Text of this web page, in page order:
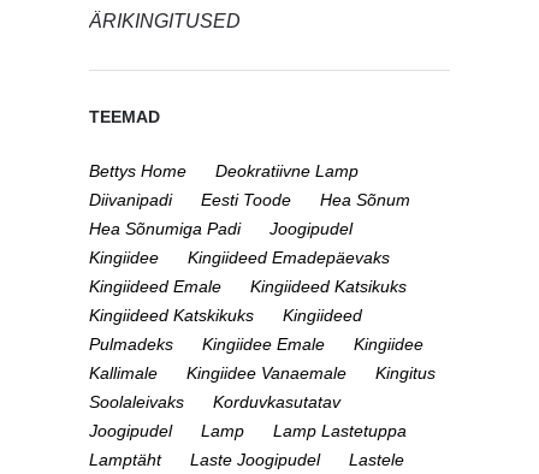
ÄRIKINGITUSED
TEEMAD
Bettys Home
Deokratiivne Lamp
Diivanipadi
Eesti Toode
Hea Sõnum
Hea Sõnumiga Padi
Joogipudel
Kingiidee
Kingiideed Emadepäevaks
Kingiideed Emale
Kingiideed Katsikuks
Kingiideed Katskikuks
Kingiideed
Pulmadeks
Kingiidee Emale
Kingiidee
Kallimale
Kingiidee Vanaemale
Kingitus
Soolaleivaks
Korduvkasutatav
Joogipudel
Lamp
Lamp Lastetuppa
Lamptäht
Laste Joogipudel
Lastele